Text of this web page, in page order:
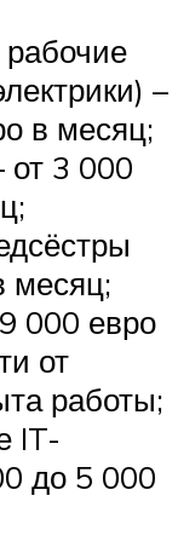
–
в месяц;
3 000
месяц;
000 евро
от
работы;
IT-
до 5 000